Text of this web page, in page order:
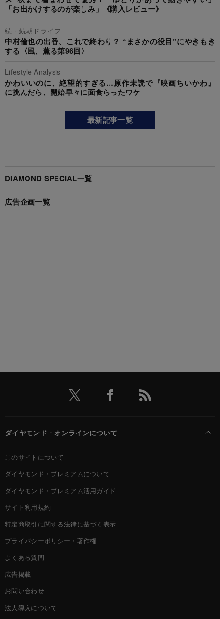
「お出かけするのが楽しみ」《購入レビュー》
続・続朝ドライフ
中村倫也の出番、これで終わり？ “まさかの役目”にやきもき
する〈風、薫る第96回〉
Lifestyle Analysis
かわいいのに、絶望的すぎる…原作未読で『映画ちいかわ』
に挑んだら、開始早々に面食らったワケ
最新記事一覧
DIAMOND SPECIAL一覧
広告企画一覧
ダイヤモンド・オンラインについて
このサイトについて
ダイヤモンド・プレミアムについて
ダイヤモンド・プレミアム活用ガイド
サイト利用規約
特定商取引に関する法律に基づく表示
プライバシーポリシー・著作権
よくある質問
広告掲載
お問い合わせ
法人導入について